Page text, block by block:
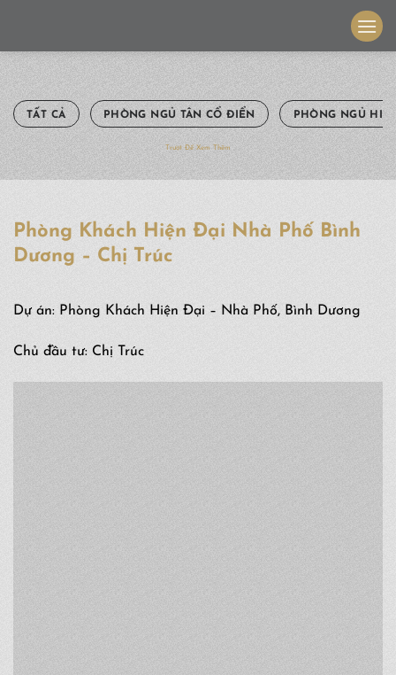
content
TẤT CẢ PHÒNG NGỦ TÂN CỔ ĐIỂN PHÒNG NGỦ
Trượt Để Xem Thêm
Phòng Khách Hiện Đại Nhà Phố Bình
Dương – Chị Trúc
Dự án: Phòng Khách Hiện Đại – Nhà Phố, Bình Dương
Chủ đầu tư: Chị Trúc